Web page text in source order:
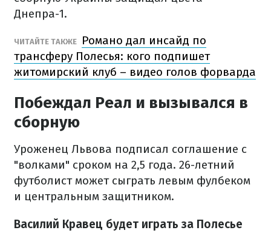
Днепра-1.
ЧИТАЙТЕ ТАКЖЕ
Романо дал инсайд по
трансферу Полесья: кого подпишет
житомирский клуб – видео голов форварда
Побеждал Реал и вызывался в
сборную
Уроженец Львова подписал соглашение с
"волками" сроком на 2,5 года. 26-летний
футболист может сыграть левым фулбеком
и центральным защитником.
Василий Кравец будет играть за Полесье